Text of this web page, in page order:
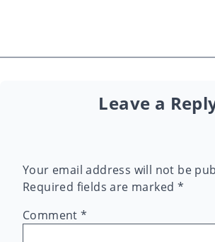
Leave a
Your email address will not be
Required fields are marked *
Comment*